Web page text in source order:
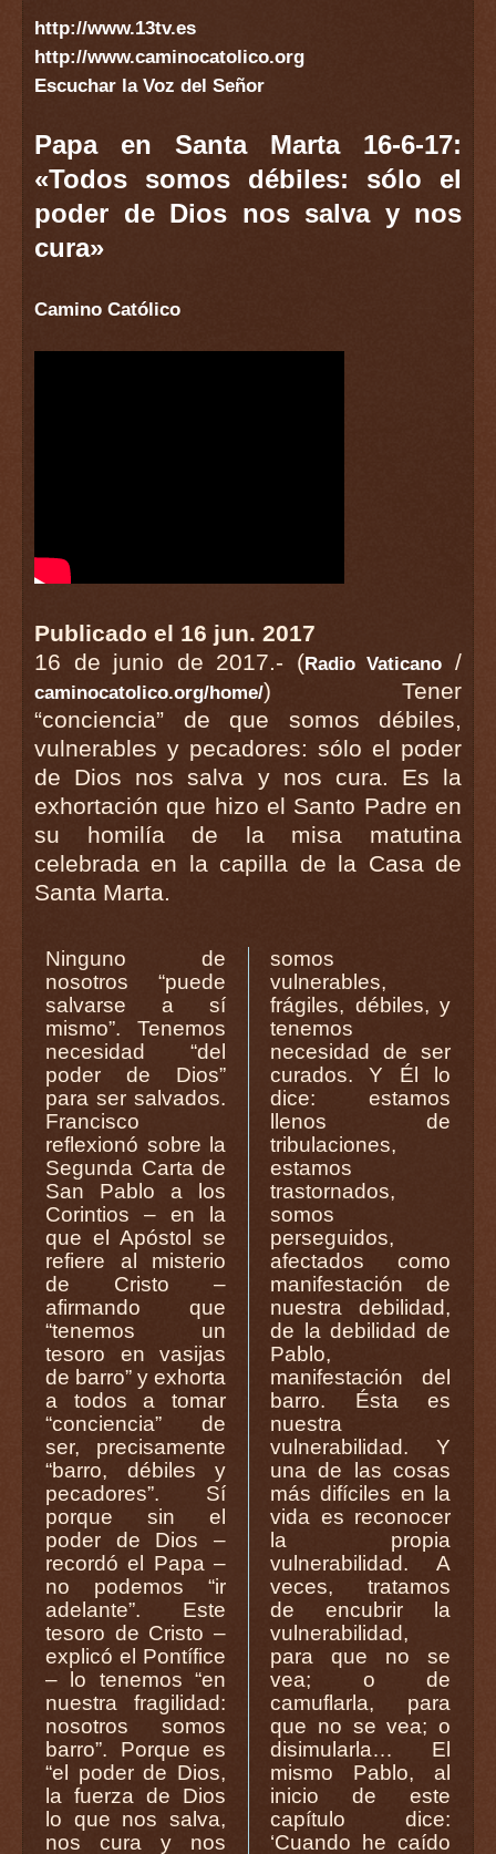
http://www.13tv.es
http://www.caminocatolico.org
Escuchar la Voz del Señor
Papa en Santa Marta 16-6-17:
«Todos somos débiles: sólo el
poder de Dios nos salva y nos
cura»
Camino Católico
Publicado el 16 jun. 2017
16 de junio de 2017.- (Radio Vaticano /
caminocatolico.org/home/) Tener
“conciencia” de que somos débiles,
vulnerables y pecadores: sólo el poder
de Dios nos salva y nos cura. Es la
exhortación que hizo el Santo Padre en
su homilía de la misa matutina
celebrada en la capilla de la Casa de
Santa Marta.
Ninguno de
nosotros “puede
salvarse a sí
mismo”. Tenemos
necesidad “del
poder de Dios”
para ser salvados.
Francisco
reflexionó sobre la
Segunda Carta de
San Pablo a los
Corintios – en la
que el Apóstol se
refiere al misterio
de Cristo –
afirmando que
“tenemos un
tesoro en vasijas
de barro” y exhorta
a todos a tomar
“conciencia” de
ser, precisamente
“barro, débiles y
pecadores”. Sí
porque sin el
poder de Dios –
recordó el Papa –
no podemos “ir
adelante”. Este
tesoro de Cristo –
explicó el Pontífice
– lo tenemos “en
nuestra fragilidad:
nosotros somos
barro”. Porque es
“el poder de Dios,
la fuerza de Dios
lo que nos salva,
nos cura y nos
somos
vulnerables,
frágiles, débiles, y
tenemos
necesidad de ser
curados. Y Él lo
dice: estamos
llenos de
tribulaciones,
estamos
trastornados,
somos
perseguidos,
afectados como
manifestación de
nuestra debilidad,
de la debilidad de
Pablo,
manifestación del
barro. Ésta es
nuestra
vulnerabilidad. Y
una de las cosas
más difíciles en la
vida es reconocer
la propia
vulnerabilidad. A
veces, tratamos
de encubrir la
vulnerabilidad,
para que no se
vea; o de
camuflarla, para
que no se vea; o
disimularla… El
mismo Pablo, al
inicio de este
capítulo dice:
‘Cuando he caído